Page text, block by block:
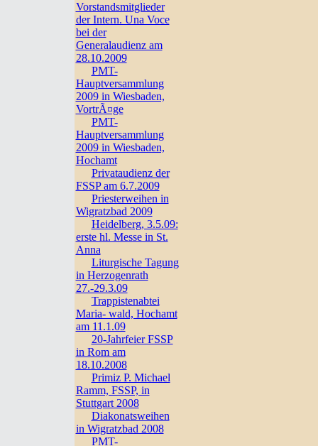
Vorstandsmitglieder
der Intern. Una Voce
bei der
Generalaudienz am
28.10.2009
PMT-
Hauptversammlung
2009 in Wiesbaden,
VortrÃ¤ge
PMT-
Hauptversammlung
2009 in Wiesbaden,
Hochamt
Privataudienz der
FSSP am 6.7.2009
Priesterweihen in
Wigratzbad 2009
Heidelberg, 3.5.09:
erste hl. Messe in St.
Anna
Liturgische Tagung
in Herzogenrath
27.-29.3.09
Trappistenabtei
Maria- wald, Hochamt
am 11.1.09
20-Jahrfeier FSSP
in Rom am
18.10.2008
Primiz P. Michael
Ramm, FSSP, in
Stuttgart 2008
Diakonatsweihen
in Wigratzbad 2008
PMT-